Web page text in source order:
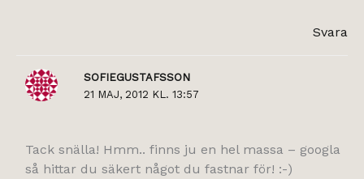
Svara
SOFIEGUSTAFSSON
21 MAJ, 2012 KL. 13:57
Tack snälla! Hmm.. finns ju en hel massa – googla
så hittar du säkert något du fastnar för! :-)